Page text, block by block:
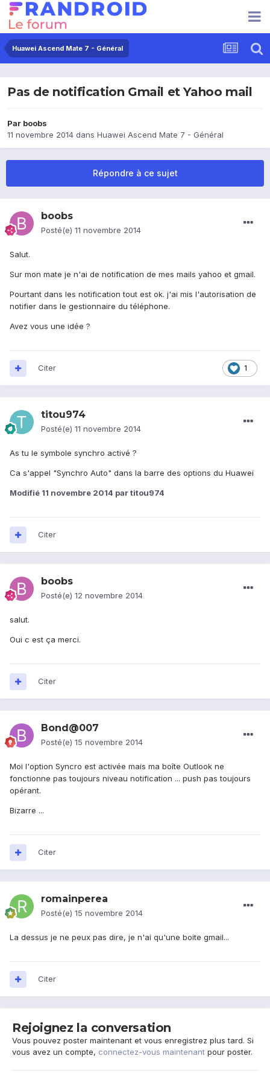
Huawei Ascend Mate 7 - Général
Pas de notification Gmail et Yahoo mail
Par boobs
11 novembre 2014 dans Huawei Ascend Mate 7 - Général
Répondre à ce sujet
boobs
Posté(e) 11 novembre 2014
Salut.
Sur mon mate je n'ai de notification de mes mails yahoo et gmail.
Pourtant dans les notification tout est ok. j'ai mis l'autorisation de
notifier dans le gestionnaire du téléphone.
Avez vous une idée ?
1
Citer
titou974
Posté(e) 11 novembre 2014
As tu le symbole synchro activé ?
Ca s'appel "Synchro Auto" dans la barre des options du Huawei
Modifié 11 novembre 2014 par titou974
Citer
boobs
Posté(e) 12 novembre 2014
salut.
Oui c est ça merci.
Citer
Bond@007
Posté(e) 15 novembre 2014
Moi l'option Syncro est activée mais ma boîte Outlook ne
fonctionne pas toujours niveau notification ... push pas toujours
opérant.
Bizarre ...
Citer
romainperea
Posté(e) 15 novembre 2014
La dessus je ne peux pas dire, je n'ai qu'une boite gmail...
Citer
Rejoignez la conversation
Vous pouvez poster maintenant et vous enregistrez plus tard. Si
vous avez un compte, connectez-vous maintenant pour poster.